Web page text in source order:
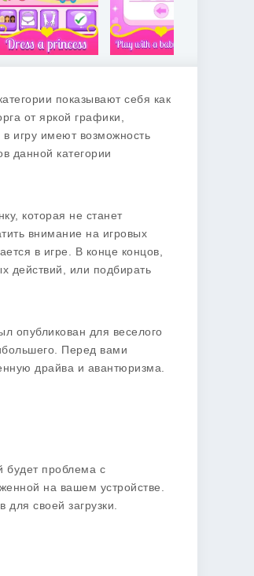
показывают себя как
от яркой графики,
игру имеют возможность
данной категории
которая не станет
внимание на игровых
в игре. В конце концов,
действий, или подбирать
опубликован для веселого
Перед вами
драйва и авантюризма.
будет проблема с
на вашем устройстве.
своей загрузки.